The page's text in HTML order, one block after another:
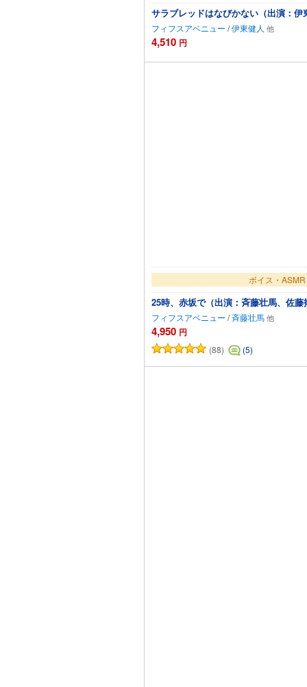
サラブレッドはなびかない（出演：
フィフスアベニュー /伊東健人
4,510 円
ボイス・ASMR
25時、赤坂で（出演：斉藤壮馬、佐
フィフスアベニュー /斉藤壮馬
4,950 円
(88) (5)